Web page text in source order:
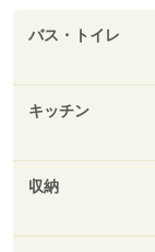
バス・トイレ
キッチン
収納